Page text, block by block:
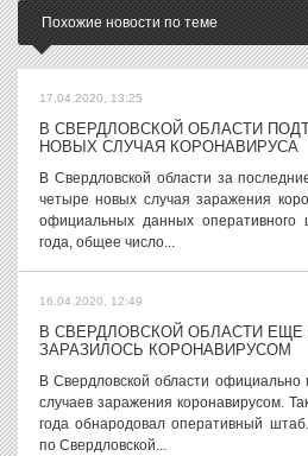
Похожие новости по теме
17.04.2020, 13:25
В СВЕРДЛОВСКОЙ ОБЛАСТИ
НОВЫХ СЛУЧАЯ КОРОНАВИРУСА
В Свердловской области за
четыре новых случая заражения
официальных данных
года, общее число...
16.04.2020, 12:49
В СВЕРДЛОВСКОЙ ОБЛАСТИ
ЗАРАЗИЛОСЬ КОРОНАВИРУСОМ
В Свердловской области
случаев заражения коронавирусом.
года обнародовал оперативный
по Свердловской...